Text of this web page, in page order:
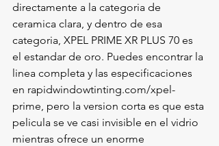
directamente a la categoria de
ceramica clara, y dentro de esa
categoria, XPEL PRIME XR PLUS 70 es
el estandar de oro. Puedes encontrar la
linea completa y las especificaciones
en rapidwindowtinting.com/xpel-
prime, pero la version corta es que esta
pelicula se ve casi invisible en el vidrio
mientras ofrece un enorme